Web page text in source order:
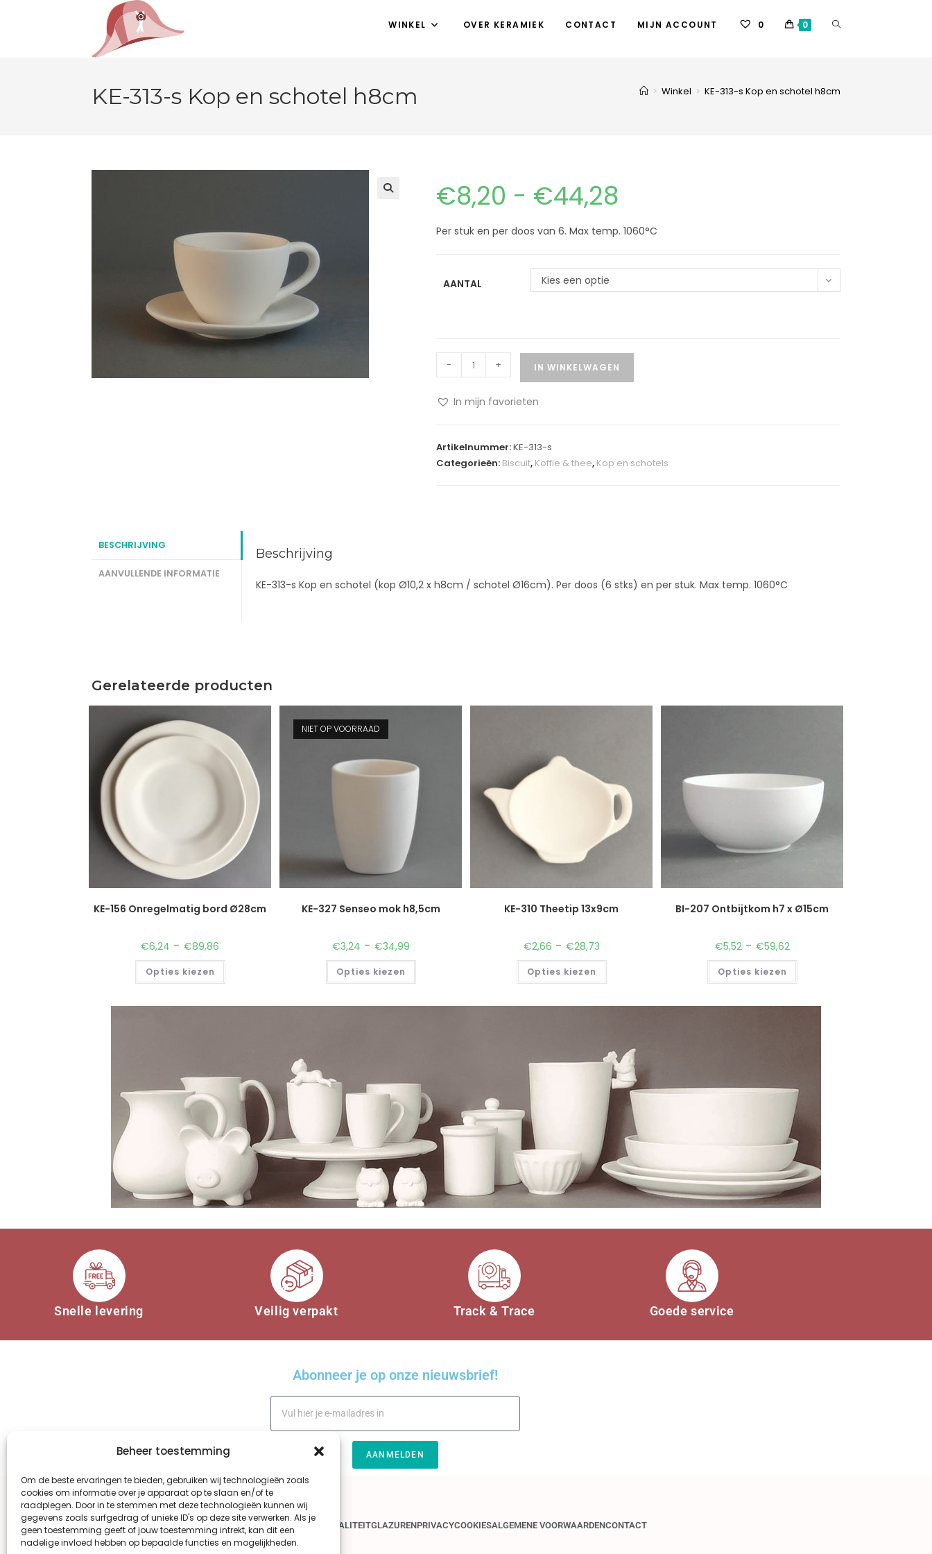
Beheer toestemming
Om de beste ervaringen te bieden, gebruiken wij technologieën zoals
cookies om informatie over je apparaat op te slaan en/of te
raadplegen. Door in te stemmen met deze technologieën kunnen wij
gegevens zoals surfgedrag of unieke ID's op deze site verwerken. Als je
geen toestemming geeft of jouw toestemming intrekt, kan dit een
nadelige invloed hebben op bepaalde functies en mogelijkheden.
WINKEL OVER KERAMIEK CONTACT MIJN ACCOUNT 0 0
KE-313-s Kop en schotel h8cm > Winkel > KE-313-s Kop en schotel h8cm
€8,20 - €44,28
Per stuk en per doos van 6. Max temp. 1060°C
AANTAL Kies een optie
- + IN WINKELWAGEN
In mijn favorieten
t
e
Artikelnummer:KE-313-s
Categorieën: Biscuit, Koffie & thee, Kop en schotels
BESCHRIJVING
AANVULLENDE INFORMATIE
Beschrijving
KE-313-s Kop en schotel (kop Ø10,2 x h8cm / schotel Ø16cm). Per doos (6 stks) en per stuk. Max temp. 1060°C
Gerelateerde producten
KE-156 Onregelmatig bord Ø28cm
€6,24 - €89,86
Opties kiezen
NIET OP VOORRAAD
KE-327 Senseo mok h8,5cm
€3,24 - €34,99
Opties kiezen
KE-310 Theetip 13x9cm
€2,66 - €28,73
Opties kiezen
BI-207 Ontbijtkom h7 x Ø15cm
€5,52 - €59,62
Opties kiezen
Snelle levering Veilig verpakt Track & Trace Goede service
Abonneer je op onze nieuwsbrief!
AANMELDEN
A
l
t
e
r
WINKEL OVER ONS BESTELLEN EN BEZORGEN KWALITEITGLAZURENPRIVACYCOOKIESALGEMENE VOORWAARDENCONTACT